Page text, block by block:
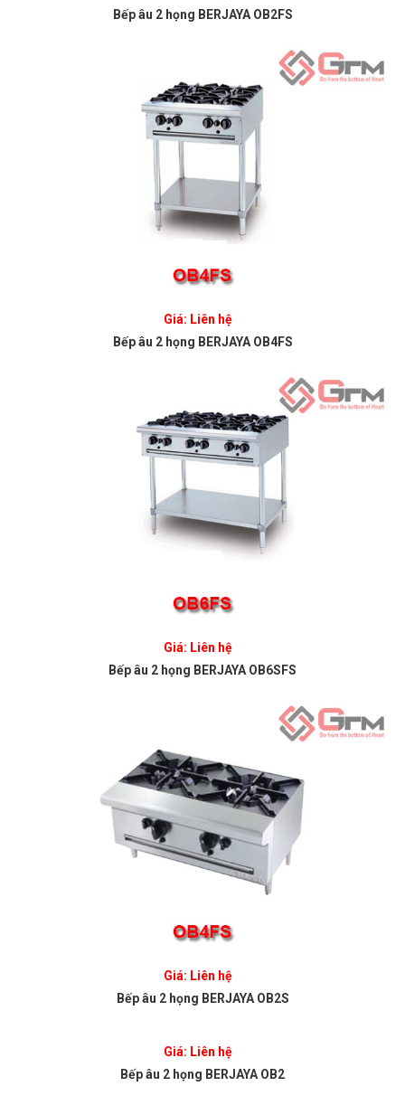
Bếp âu 2 họng BERJAYA OB2FS
Giá: Liên hệ
Bếp âu 2 họng BERJAYA OB4FS
Giá: Liên hệ
Bếp âu 2 họng BERJAYA OB6SFS
Giá: Liên hệ
Bếp âu 2 họng BERJAYA OB2S
Giá: Liên hệ
Bếp âu 2 họng BERJAYA OB2